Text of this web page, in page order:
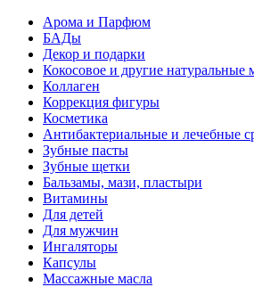
Арома и Парфюм
БАДы
Декор и подарки
Кокосовое и другие натуральные
Коллаген
Коррекция фигуры
Косметика
Антибактериальные и лечебные
Зубные пасты
Зубные щетки
Бальзамы, мази, пластыри
Витамины
Для детей
Для мужчин
Ингаляторы
Капсулы
Массажные масла